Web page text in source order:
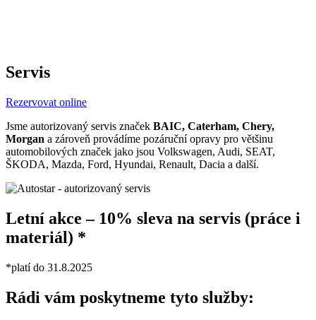
Servis
Rezervovat online
Jsme autorizovaný servis značek BAIC, Caterham, Chery,
Morgan a zároveň provádíme pozáruční opravy pro většinu
automobilových značek jako jsou Volkswagen, Audi, SEAT,
ŠKODA, Mazda, Ford, Hyundai, Renault, Dacia a další.
Letní akce – 10% sleva na servis (práce i
materiál) *
*platí do 31.8.2025
Rádi vám poskytneme tyto služby: